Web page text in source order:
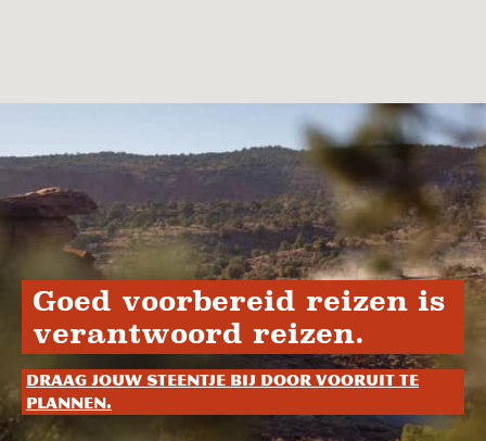
Goed voorbereid reizen is
verantwoord reizen.
Draag jouw steentje bij door vooruit te
plannen.